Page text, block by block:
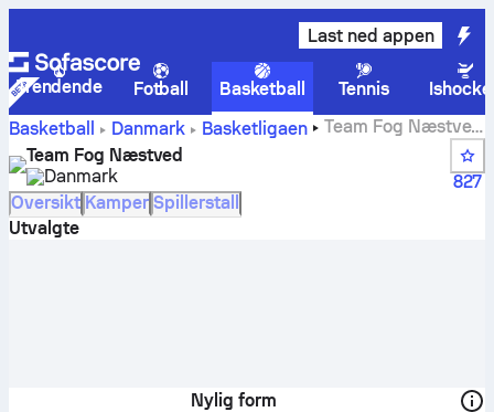
Last ned appen
Trendende Fotball Basketball Tennis
Basketball
Danmark Basketligaen
Team Fog Næstved
Poengstillinger, plasseringer, timeplan og spillere
Team Fog Næstved
Danmark
827
Oversikt Kamper Spillerstall
Utvalgte
Nylig form